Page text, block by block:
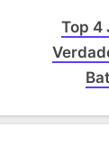
Top 4